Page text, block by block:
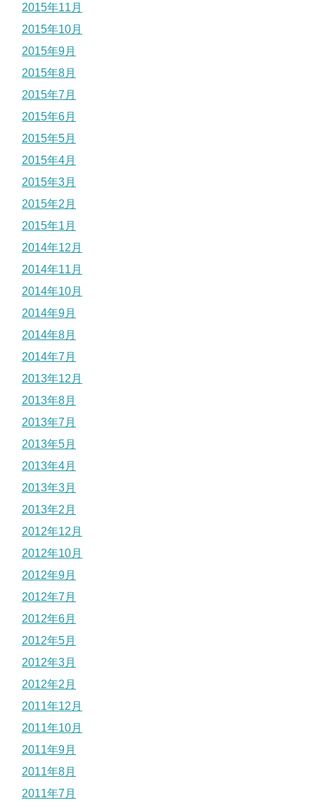
2015年11月
2015年10月
2015年9月
2015年8月
2015年7月
2015年6月
2015年5月
2015年4月
2015年3月
2015年2月
2015年1月
2014年12月
2014年11月
2014年10月
2014年9月
2014年8月
2014年7月
2013年12月
2013年8月
2013年7月
2013年5月
2013年4月
2013年3月
2013年2月
2012年12月
2012年10月
2012年9月
2012年7月
2012年6月
2012年5月
2012年3月
2012年2月
2011年12月
2011年10月
2011年9月
2011年8月
2011年7月